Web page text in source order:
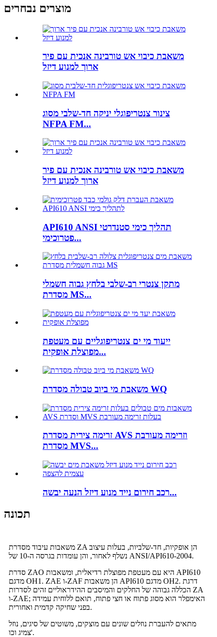
מוצרים נבחרים
משאבת כיבוי אש טורבינה אנכית עם פיר
ארוך למנוע דיזל
צינור צנטריפוגלי יניקה חד-שלבי מסוג
NFPA FM...
משאבת כיבוי אש טורבינה אנכית עם פיר
ארוך למנוע דיזל
API610 ANSI תהליך כימי סטנדרטי
פטרוכימי...
מתקן צנטרי רב-שלבי בלחץ גבוה חשמלי
מסדרת MS...
ייעוד מי ים צנטריפוגליים עם מעטפת
מפוצלת אופקית...
משאבת מי ביוב טבולה מסדרת WQ
זרימה צירית מסדרת AVS וזרימה מעורבת
מסדרת MVS...
רכב חירום נייד מנוע דיזל הנעה יבשה...
תכונה
משאבות עיבוד מסדרת ZA הן אופקיות, חד-שלביות, בעלות עיצוב
נשלף לאחור, והן עומדות בגרסה ה-10 של ANSI/API610-2004.
סדרת ZAO היא עם מעטפת מפוצלת רדיאלית, ומשאבות API610
מדגם OH1. ZAE ו-ZAF הן משאבות API610 מדגם OH2. דרגת
הכללה גבוהה של החלקים והמיסבים ההידראוליים זהים לסדרות ZA
ו-ZAE; האימפלר הוא מסוג פתוח או חצי פתוח, תואם ללוחית עמידה
בפני שחיקה קדמית ואחורית.
מתאים להעברת נוזלים שונים עם מוצקים, משוטים של סיגים, נוזל
צמיג וכו'.